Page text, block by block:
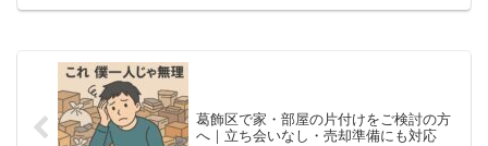
葛飾区で家・部屋の片付けをご検討の方
へ｜立ち会いなし・売却準備にも対応